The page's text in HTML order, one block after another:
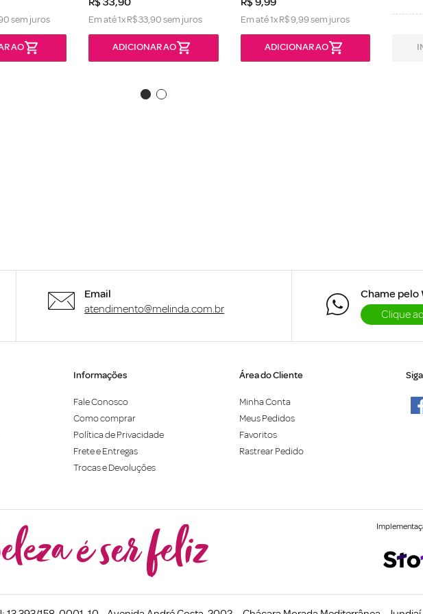
sem juros
AO
Em até1xR$33,90sem juros
ADICIONAR AO
Em até1xR$9,99sem juros
ADICIONAR AO
Email
atendimento@melinda.com.br
Chame pelo
Clique
Informações
Fale Conosco
Como comprar
Política de Privacidade
Frete e Entregas
Trocas e Devoluções
Área do Cliente
Minha Conta
Meus Pedidos
Favoritos
Rastrear Pedido